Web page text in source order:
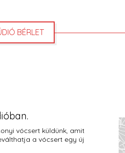
BÉRLET
vócsert küldünk, amit
a vócsert egy új